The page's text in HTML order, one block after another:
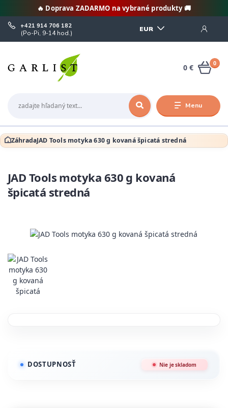
🔥 Doprava ZADARMO na vybrané produkty 🚚
Menu
EUR
+421 914 706 182
(Po-Pi, 9-14 hod.)
0
0 €
ZáhradaJAD Tools motyka 630 g kovaná špicatá stredná
JAD Tools motyka 630 g kovaná
špicatá stredná
DOSTUPNOSŤ Nie je skladom